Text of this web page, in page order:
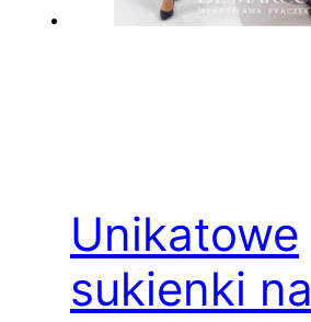
Unikatowe
sukienki na